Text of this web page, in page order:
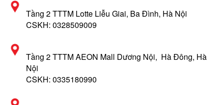
Tầng 2 TTTM Lotte Liễu Giai, Ba Đình, Hà Nội
CSKH: 0328509009
Tầng 2 TTTM AEON Mall Dương Nội, Hà Đông, Hà
Nội
CSKH: 0335180990